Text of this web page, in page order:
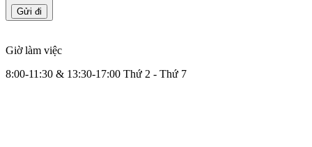
Giờ làm việc
8:00-11:30 & 13:30-17:00 Thứ 2 - Thứ 7